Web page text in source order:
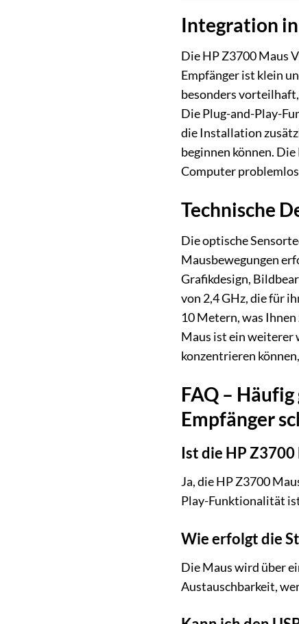
Integration
Die HP Z3700 Maus
Empfänger ist klein
besonders
Die Plug-and-Play-
die Installation
beginnen können.
Computer
Technische
Die optische
Mausbewegungen
Grafikdesign,
von 2,4 GHz, die für
10 Metern, was
Maus ist ein weiterer
konzentrieren
FAQ –
Empfänger
Ist die HP
Ja, die HP Z3700
Play-Funktionalität
Wie erfolgt die
Die Maus wird über
Austauschbarkeit,